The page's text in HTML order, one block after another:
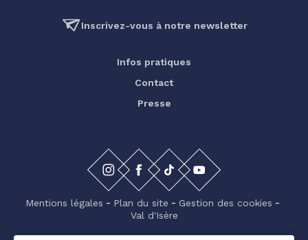
Inscrivez-vous à notre newsletter
Infos pratiques
Contact
Presse
Mentions légales Plan du site
Gestion des cookies
Val d'Isère